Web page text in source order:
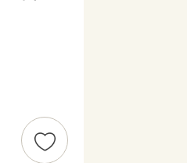
景観、
PRし
遺産の
国に発